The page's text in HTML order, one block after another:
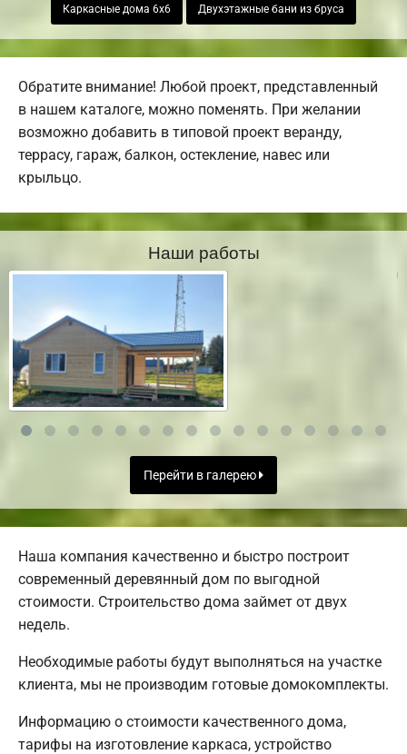
Каркасные дома 6х6 Двухэтажные бани из бруса
Обратите внимание! Любой проект, представленный
в нашем каталоге, можно поменять. При желании
возможно добавить в типовой проект веранду,
террасу, гараж, балкон, остекление, навес или
крыльцо.
Наши работы
Перейти в галерею
Наша компания качественно и быстро построит
современный деревянный дом по выгодной
стоимости. Строительство дома займет от двух
недель.
Необходимые работы будут выполняться на участке
клиента, мы не производим готовые домокомплекты.
Информацию о стоимости качественного дома,
тарифы на изготовление каркаса, устройство